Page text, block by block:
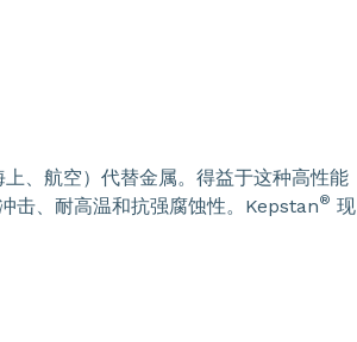
、航空）代替金属。得益于这种高性能
击、耐高温和抗强腐蚀性。Kepstan® 现